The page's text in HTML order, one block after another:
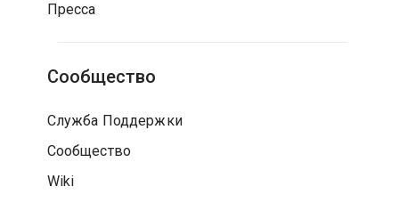
Пресса
Сообщество
Служба Поддержки
Сообщество
Wiki